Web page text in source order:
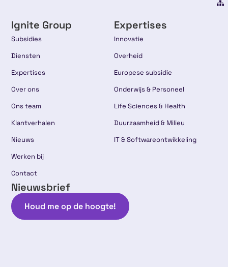
Ignite Group
Subsidies
Diensten
Expertises
Over ons
Ons team
Klantverhalen
Nieuws
Werken bij
Contact
Expertises
Innovatie
Overheid
Europese subsidie
Onderwijs & Personeel
Life Sciences & Health
Duurzaamheid & Milieu
IT & Softwareontwikkeling
Nieuwsbrief
Houd me op de hoogte!